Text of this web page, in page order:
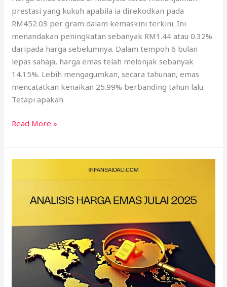
prestasi yang kukuh apabila ia direkodkan pada
RM452.03 per gram dalam kemaskini terkini. Ini
menandakan peningkatan sebanyak RM1.44 atau 0.32%
daripada harga sebelumnya. Dalam tempoh 6 bulan
lepas sahaja, harga emas telah melonjak sebanyak
14.15%. Lebih mengagumkan, secara tahunan, emas
mencatatkan kenaikan 25.99% berbanding tahun lalu.
Tetapi apakah
Read More »
Analisis
Ramalan